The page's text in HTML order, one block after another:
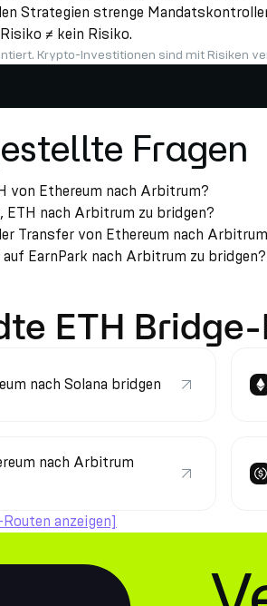
Strategien strenge
≠ kein Risiko.
Krypto-Investitionen sind mit Risiken
Fragen
von Ethereum nach Arbitrum?
ETH nach Arbitrum zu bridgen?
Transfer von Ethereum nach
EarnPark nach Arbitrum zu bridgen?
ETH
nach Solana bridgen
nach Arbitrum
anzeigen]